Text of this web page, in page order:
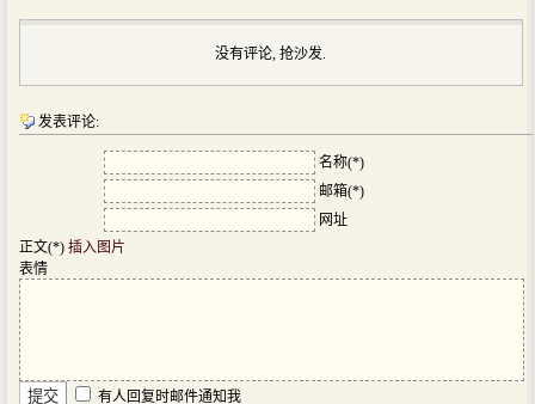
没有评论, 抢沙发.
发表评论:
名称(*)
邮箱(*)
网址
正文(*) 插入图片
表情
有人回复时邮件通知我